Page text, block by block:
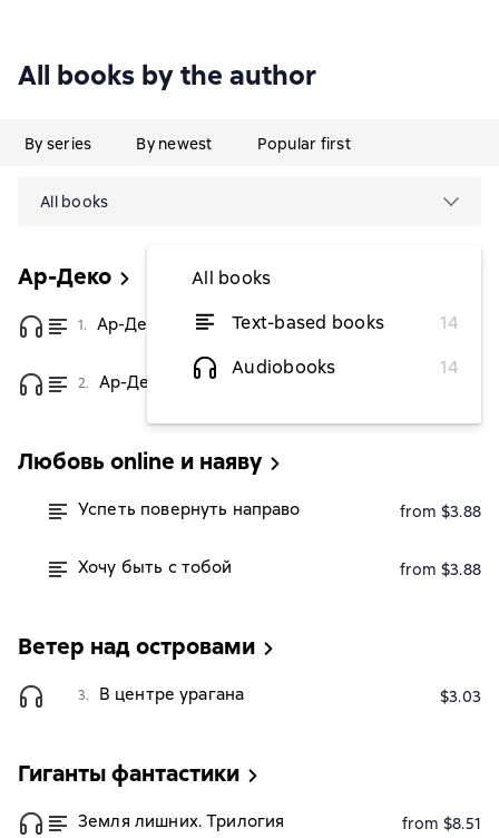
All books by the author
By series By newest Popular first
All books
All books
Text-based books
14
Audiobooks
14
Ар-Деко
1. Ар-Деко from $3.64
2. Ар-Деко. Своя игра
Любовь online и наяву
Успеть повернуть направо from $3.88
Хочу быть с тобой from $3.88
Ветер над островами
3. В центре урагана $3.03
Гиганты фантастики
Земля лишних. Трилогия from $8.51